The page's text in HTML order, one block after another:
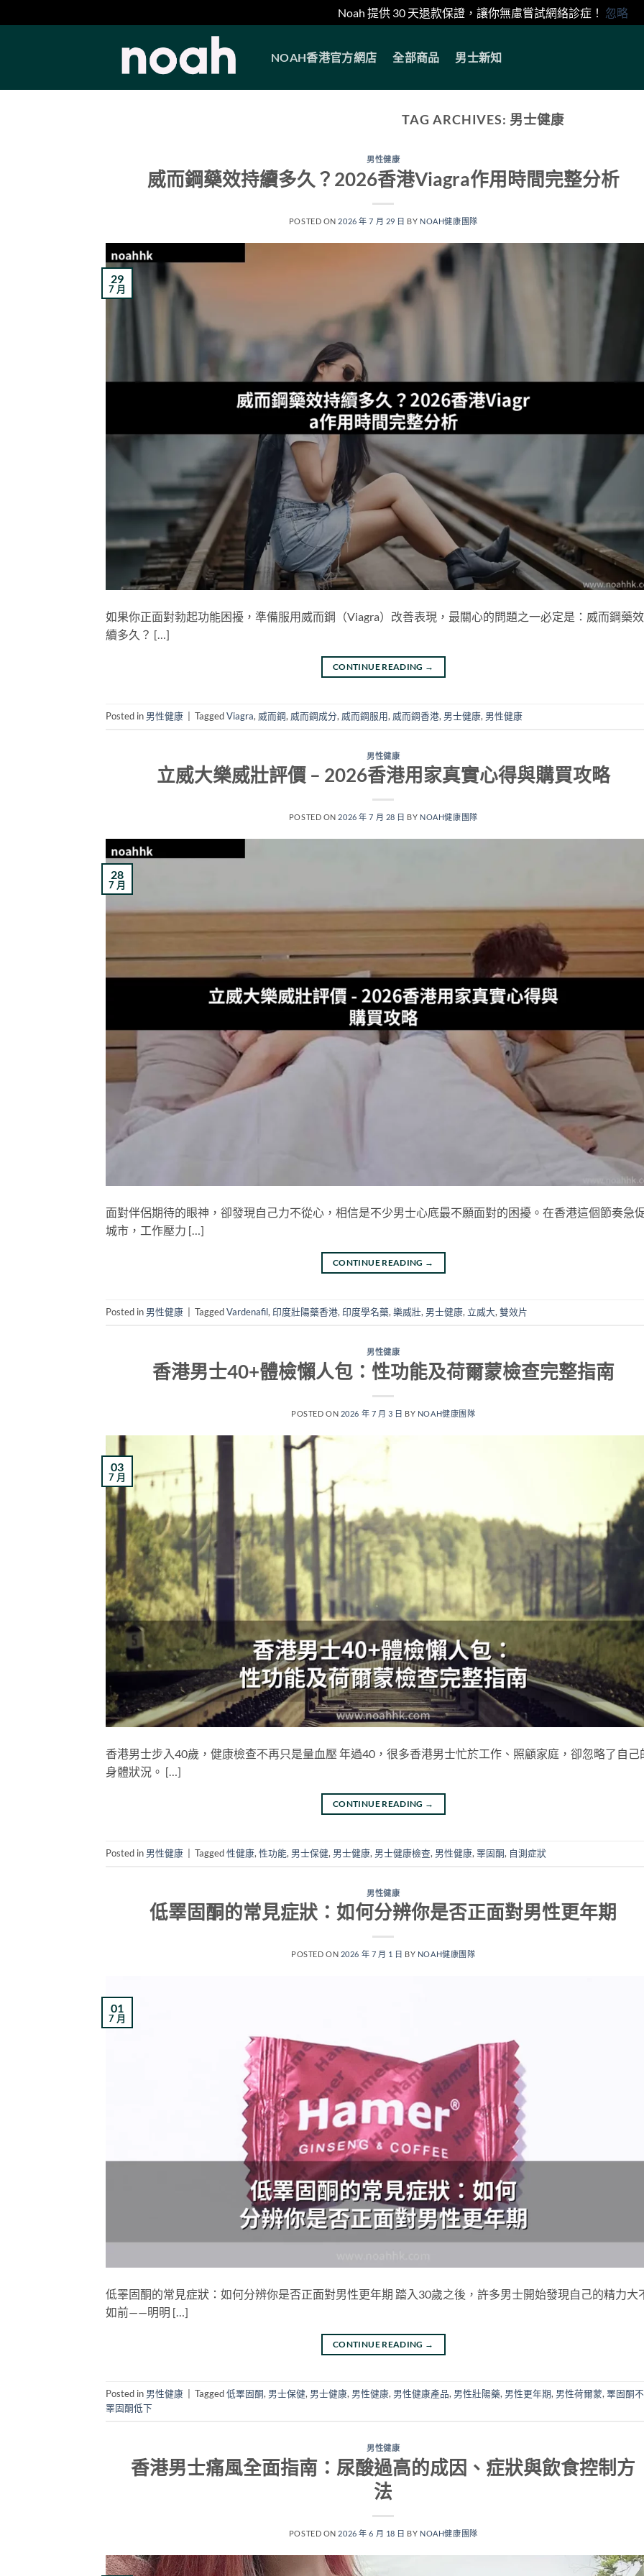
Noah 提供 30 天退款保證，讓你無慮嘗試網絡診症！ 忽略
NOAH香港官方網店 全部商品 男士新知
TAG ARCHIVES: 男士健康
男性健康
威而鋼藥效持續多久？2026香港Viagra作用時間完整分析
POSTED ON 2026 年 7 月 29 日 BY NOAH健康團隊
29
7 月
如果你正面對勃起功能困擾，準備服用威而鋼（Viagra）改善表現，最關心的問題之一必定是：威而鋼藥
續多久？ […]
CONTINUE READING →
Posted in 男性健康 TaggedViagra, 威而鋼, 威而鋼成分, 威而鋼服用, 威而鋼香港, 男士健康, 男性健康
男性健康
立威大樂威壯評價 – 2026香港用家真實心得與購買攻略
POSTED ON 2026 年 7 月 28 日 BY NOAH健康團隊
28
7 月
面對伴侶期待的眼神，卻發現自己力不從心，相信是不少男士心底最不願面對的困擾。在香港這個節奏急
城市，工作壓力 […]
CONTINUE READING →
Posted in 男性健康 TaggedVardenafil,印度壯陽藥香港,印度學名藥,樂威壯, 男士健康, 立威大,雙效片
男性健康
香港男士40+體檢懶人包：性功能及荷爾蒙檢查完整指南
POSTED ON 2026 年 7 月 3 日 BY NOAH健康團隊
03
7 月
香港男士步入40歲，健康檢查不再只是量血壓 年過40，很多香港男士忙於工作、照顧家庭，卻忽略了自己
身體狀況。 […]
CONTINUE READING →
Posted in 男性健康 Tagged性健康, 性功能, 男士保健, 男士健康, 男士健康檢查, 男性健康, 睪固酮, 自測症狀
男性健康
低睪固酮的常見症狀：如何分辨你是否正面對男性更年期
POSTED ON 2026 年 7 月 1 日 BY NOAH健康團隊
01
7 月
低睪固酮的常見症狀：如何分辨你是否正面對男性更年期 踏入30歲之後，許多男士開始發現自己的精力大
如前——明明 […]
CONTINUE READING →
Posted in 男性健康 Tagged低睪固酮, 男士保健, 男士健康, 男性健康, 男性健康產品, 男性壯陽藥, 男性更年期, 男性荷爾蒙,睪固酮
睪固酮低下
男性健康
香港男士痛風全面指南：尿酸過高的成因、症狀與飲食控制方
法
POSTED ON 2026 年 6 月 18 日 BY NOAH健康團隊